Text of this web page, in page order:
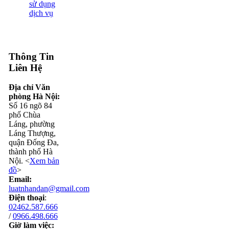
sử dụng
dịch vụ
Thông Tin
Liên Hệ
Địa chỉ Văn
phòng Hà Nội:
Số 16 ngõ 84
phố Chùa
Láng, phường
Láng Thượng,
quận Đống Đa,
thành phố Hà
Nội. <Xem bản
đồ>
Email:
luatnhandan@gmail.com
Điện thoại:
02462.587.666
/0966.498.666
Giờ làm việc: